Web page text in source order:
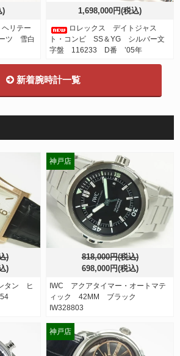
)
リテー
ツ 雪白
1,698,000円(税込)
ロレックス デイトジャス
ト・コンビ SS＆YG シルバー文
字盤 116233 D番 ’05年
新着腕時計一覧
)
)
タン ヒ
818,000円(税込)
698,000円(税込)
IWC アクアタイマー・オートマテ
ィック 42MM ブラック
IW328803
神戸店
神戸店